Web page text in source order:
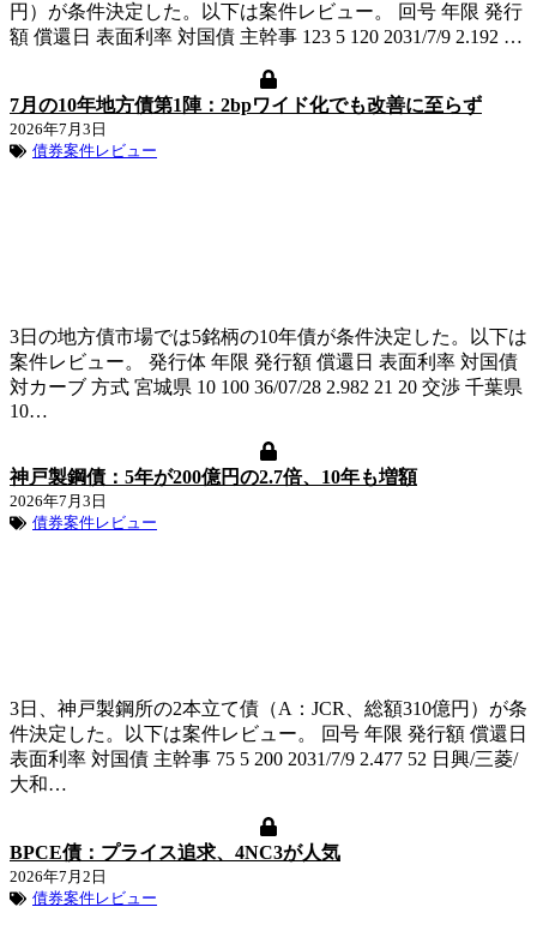
円）が条件決定した。以下は案件レビュー。 回号 年限 発行
額 償還日 表面利率 対国債 主幹事 123 5 120 2031/7/9 2.192 …
7月の10年地方債第1陣：2bpワイド化でも改善に至らず
2026年7月3日
債券案件レビュー
3日の地方債市場では5銘柄の10年債が条件決定した。以下は
案件レビュー。 発行体 年限 発行額 償還日 表面利率 対国債
対カーブ 方式 宮城県 10 100 36/07/28 2.982 21 20 交渉 千葉県
10…
神戸製鋼債：5年が200億円の2.7倍、10年も増額
2026年7月3日
債券案件レビュー
3日、神戸製鋼所の2本立て債（A：JCR、総額310億円）が条
件決定した。以下は案件レビュー。 回号 年限 発行額 償還日
表面利率 対国債 主幹事 75 5 200 2031/7/9 2.477 52 日興/三菱/
大和…
BPCE債：プライス追求、4NC3が人気
2026年7月2日
債券案件レビュー